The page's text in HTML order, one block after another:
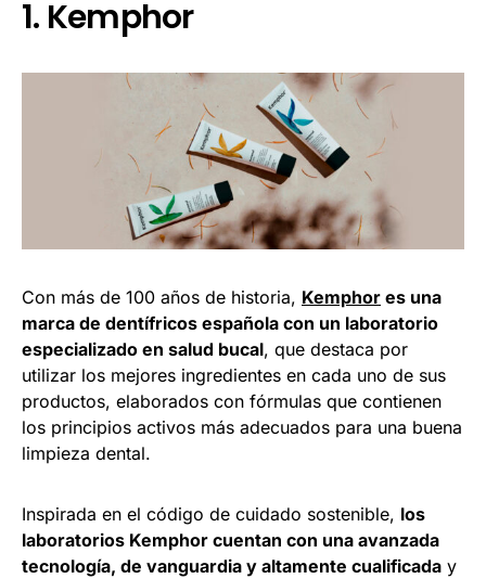
1. Kemphor
Con más de 100 años de historia, Kemphor es una
marca de dentífricos española con un laboratorio
especializado en salud bucal, que destaca por
utilizar los mejores ingredientes en cada uno de sus
productos, elaborados con fórmulas que contienen
los principios activos más adecuados para una buena
limpieza dental.
Inspirada en el código de cuidado sostenible, los
laboratorios Kemphor cuentan con una avanzada
tecnología, de vanguardia y altamente cualificada y